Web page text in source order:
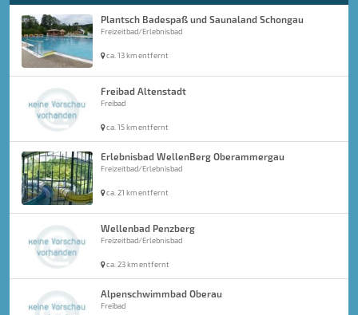
Plantsch Badespaß und Saunaland Schongau
Freizeitbad/Erlebnisbad
ca. 13 km entfernt
Freibad Altenstadt
Freibad
ca. 15 km entfernt
Erlebnisbad WellenBerg Oberammergau
Freizeitbad/Erlebnisbad
ca. 21 km entfernt
Wellenbad Penzberg
Freizeitbad/Erlebnisbad
ca. 23 km entfernt
Alpenschwimmbad Oberau
Freibad